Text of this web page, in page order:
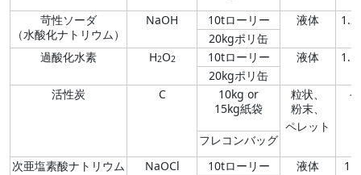
苛性ソーダ
（水酸化ナトリウム）
NaOH 10tローリー 液体
20kgポリ缶
過酸化水素
H2O2 10tローリー 液体
20kgポリ缶
活性炭
C
10kg or
15kg紙袋
粒状、
粉末、
ペレット
−
フレコンバッグ
次亜塩素酸ナトリウム
NaOCl 10tローリー 液体
1.2